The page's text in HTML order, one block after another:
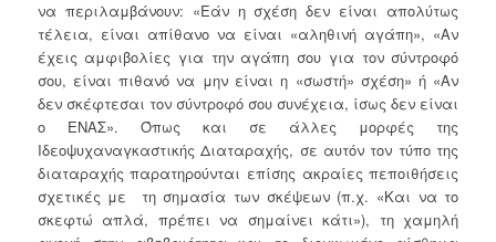
να περιλαμβάνουν: «Εάν η σχέση δεν είναι απολύτως
τέλεια, είναι απίθανο να είναι «αληθινή αγάπη», «Αν
έχεις αμφιβολίες για την αγάπη σου για τον σύντροφό
σου, είναι πιθανό να μην είναι η «σωστή» σχέση» ή «Αν
δεν σκέφτεσαι τον σύντροφό σου συνέχεια, ίσως δεν είναι
ο ΕΝΑΣ». Όπως και σε άλλες μορφές της
Ιδεοψυχαναγκαστικής Διαταραχής, σε αυτόν τον τύπο της
διαταραχής παρατηρούνται επίσης ακραίες πεποιθήσεις
σχετικές με τη σημασία των σκέψεων (π.χ. «Και να το
σκεφτώ απλά, πρέπει να σημαίνει κάτι»), τη χαμηλή